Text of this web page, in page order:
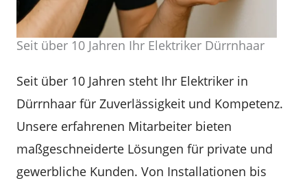
Seit über 10 Jahren Ihr Elektriker Dürrnhaar
Seit über 10 Jahren steht Ihr Elektriker in
Dürrnhaar für Zuverlässigkeit und Kompetenz.
Unsere erfahrenen Mitarbeiter bieten
maßgeschneiderte Lösungen für private und
gewerbliche Kunden. Von Installationen bis